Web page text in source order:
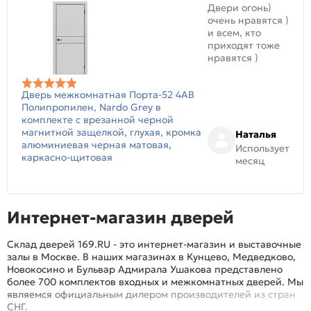
Дверь межкомнатная Порта-52 4AB
Полипропилен, Nardo Grey в
комплекте с врезанной черной
магнитной защелкой, глухая, кромка
алюминиевая черная матовая,
каркасно-щитовая
Двери огонь)
очень нравятся )
и всем, кто
приходят тоже
нравятся )
Наталья
Использует
месяц
Интернет-магазин дверей
Склад дверей 169.RU - это интернет-магазин и выставочные
залы в Москве. В наших магазинах в Кунцево, Медведково,
Новокосино и Бульвар Адмирала Ушакова представлено
более 700 комплектов входных и межкомнатных дверей. Мы
являемся официальным дилером производителей из стран
СНГ.